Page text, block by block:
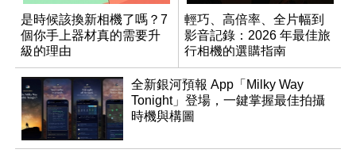
是時候該換新相機了嗎？7
個你手上器材真的需要升
級的理由
輕巧、高倍率、全片幅到
影音記錄：2026 年最佳旅
行相機的選購指南
全新銀河預報 App「Milky Way
Tonight」登場，一鍵掌握最佳拍攝
時機與構圖